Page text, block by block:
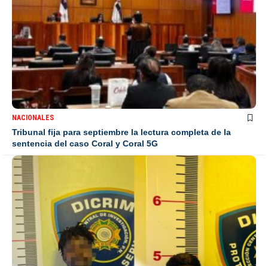
NACIONALES
Tribunal fija para septiembre la lectura completa de la
sentencia del caso Coral y Coral 5G